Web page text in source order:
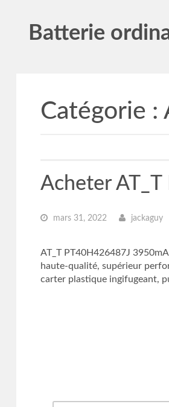
Batterie
Catégorie :
Acheter
mars 31, 2022 jackaguy
AT_T PT40H426487J
haute-qualité, supérieur
carter plastique ingifugeant,